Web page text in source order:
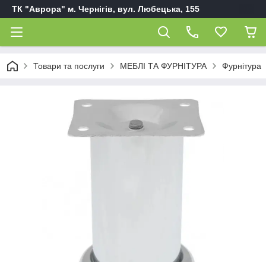
ТК "Аврора" м. Чернігів, вул. Любецька, 155
Товари та послуги МЕБЛІ ТА ФУРНІТУРА Фурнітура